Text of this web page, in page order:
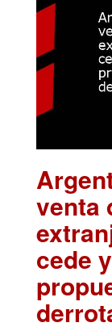
venta
cede